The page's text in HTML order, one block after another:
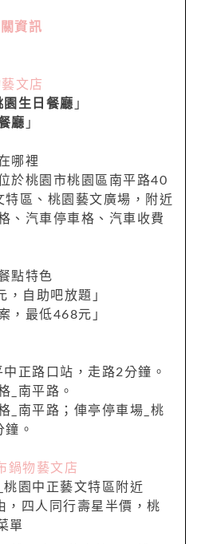
資訊
文店
園生日餐廳 」
廳 」
哪裡
於桃園市桃園區南平路40
區、桃園藝文廣場，附近
、汽車停車格、汽車收費
點特色
，自助吧放題」
，最低468元」
正路口站，走路2分鐘。
_南平路。
_南平路；俥亭停車場_桃
。
鍋物藝文店
園中正藝文特區附近